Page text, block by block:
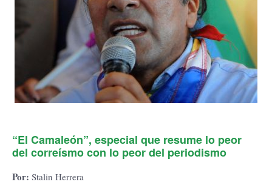
“El Camaleón”, especial que resume lo peor
del correísmo con lo peor del periodismo
Por: Stalin Herrera